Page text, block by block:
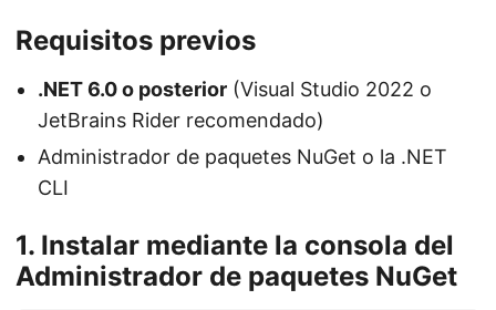
Requisitos previos
.NET 6.0 o posterior (Visual Studio 2022 o
JetBrains Rider recomendado)
Administrador de paquetes NuGet o la .NET
CLI
1. Instalar mediante la consola del
Administrador de paquetes NuGet